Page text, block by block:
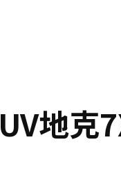
地克